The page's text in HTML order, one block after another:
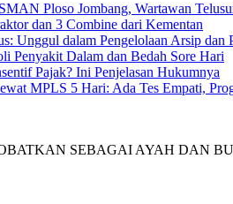
Ploso Jombang, Wartawan
dan 3 Combine dari Kementan
Unggul dalam Pengelolaan Arsip dan
Penyakit Dalam dan Bedah Sore Hari
Pajak? Ini Penjelasan Hukumnya
MPLS 5 Hari: Ada Tes Empati,
SEBAGAI AYAH DAN